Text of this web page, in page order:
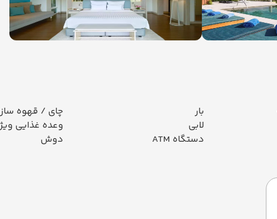
بار
لابی
دستگاه ATM
چای / قهوه ساز
وعده غذایی
دوش